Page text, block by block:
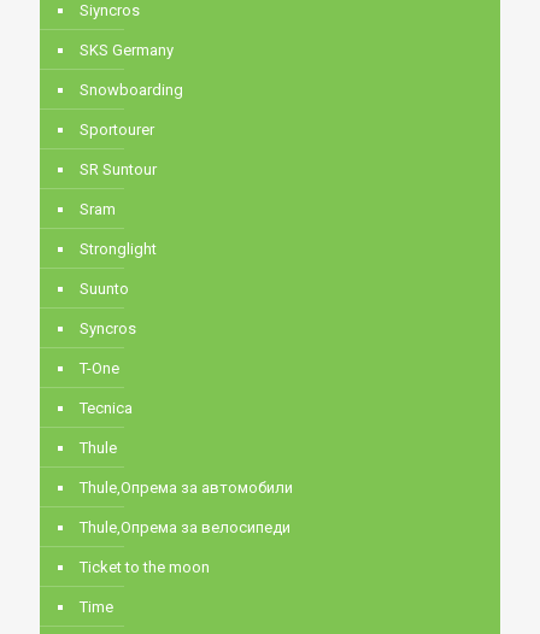
Siyncros
SKS Germany
Snowboarding
Sportourer
SR Suntour
Sram
Stronglight
Suunto
Syncros
T-One
Tecnica
Thule
Thule,Опрема за автомобили
Thule,Опрема за велосипеди
Ticket to the moon
Time